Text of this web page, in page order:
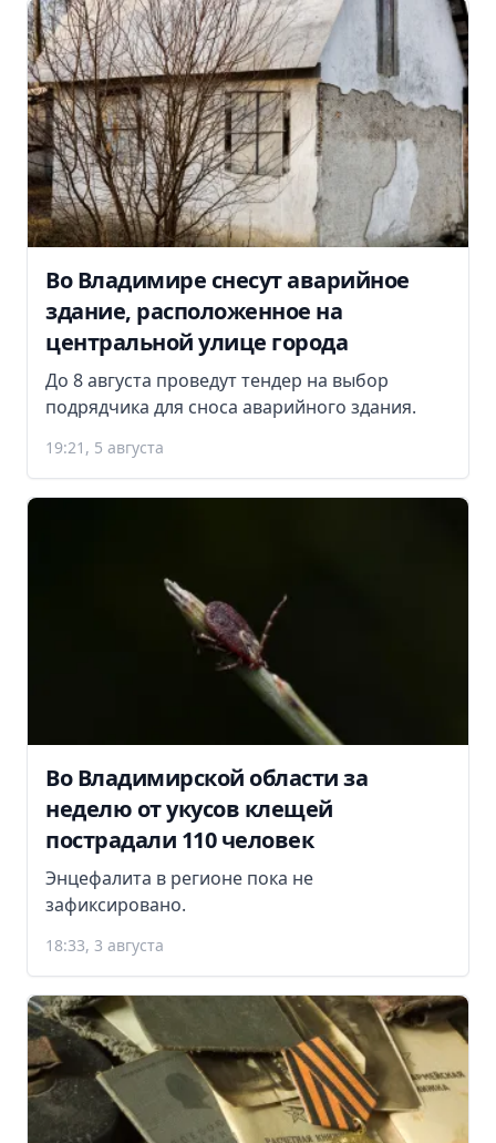
Во Владимире снесут аварийное
здание, расположенное на
центральной улице города
До 8 августа проведут тендер на выбор
подрядчика для сноса аварийного здания.
19:21, 5 августа
Во Владимирской области за
неделю от укусов клещей
пострадали 110 человек
Энцефалита в регионе пока не
зафиксировано.
18:33, 3 августа